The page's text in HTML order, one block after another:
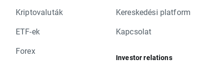
Kriptovaluták
ETF-ek
Forex
Kereskedési platform
Kapcsolat
Investor relations